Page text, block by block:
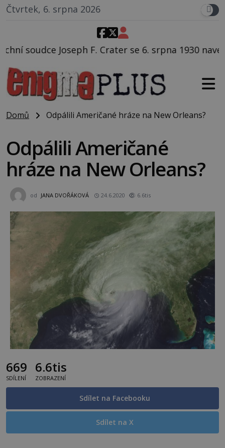
Čtvrtek, 6. srpna 2026
se 6. srpna 1930 navečeří ve své oblíbené
Domů Odpálili Američané hráze na New Orleans?
Odpálili Američané
hráze na New Orleans?
od JANA DVOŘÁKOVÁ 24.6.2020 6.6tis
669
SDÍLENÍ
6.6tis
ZOBRAZENÍ
Sdílet na Facebooku
Sdílet na X